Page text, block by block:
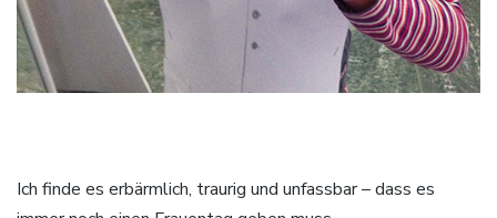
Ich finde es erbärmlich, traurig und unfassbar – dass es